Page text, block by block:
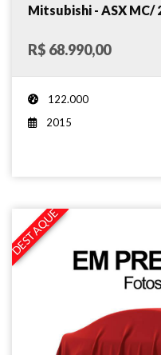
Mitsubishi - ASX MC/
R$ 68.990,00
122.000
2015
DESTAQUE